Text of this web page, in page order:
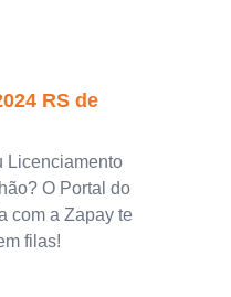
RS de
Licenciamento
O Portal do
com a Zapay te
filas!